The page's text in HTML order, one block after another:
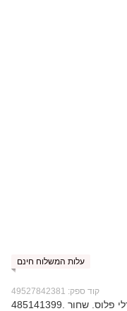
עלות המשלוח חינם
קוד ספק: 49527842381
שחור .485141399